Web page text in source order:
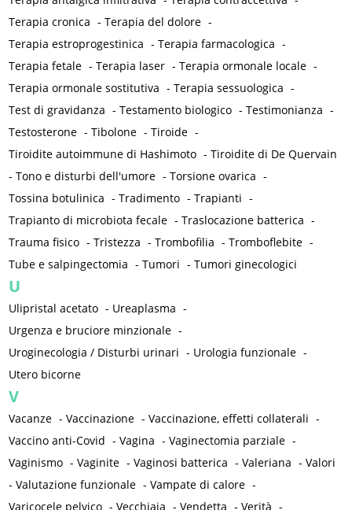
Terapia cronica -Terapia del dolore -
Terapia estroprogestinica -Terapia farmacologica -
Terapia fetale -Terapia laser -Terapia ormonale locale -
Terapia ormonale sostitutiva -Terapia sessuologica -
Test di gravidanza -Testamento biologico -Testimonianza -
Testosterone -Tibolone -Tiroide -
Tiroidite autoimmune di Hashimoto -Tiroidite di De Quervain
-Tono e disturbi dell'umore -Torsione ovarica -
Tossina botulinica -Tradimento -Trapianti -
Trapianto di microbiota fecale -Traslocazione batterica -
Trauma fisico -Tristezza -Trombofilia -Tromboflebite -
Tube e salpingectomia -Tumori -Tumori ginecologici
U
Ulipristal acetato - Ureaplasma -
Urgenza e bruciore minzionale -
Uroginecologia / Disturbi urinari - Urologia funzionale -
Utero bicorne
V
Vacanze -Vaccinazione -Vaccinazione, effetti collaterali -
Vaccino anti-Covid -Vagina -Vaginectomia parziale -
Vaginismo -Vaginite -Vaginosi batterica -Valeriana -Valori
-Valutazione funzionale -Vampate di calore -
Varicocele pelvico -Vecchiaia -Vendetta -Verità -